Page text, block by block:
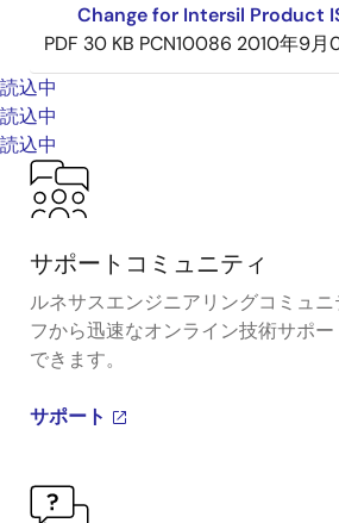
Change for Intersil Product
PDF 30 KB PCN10086 2010年9月
読込中
読込中
読込中
サポートコミュニティ
ルネサスエンジニアリングコミュ
フから迅速なオンライン技術サポ
できます。
サポート